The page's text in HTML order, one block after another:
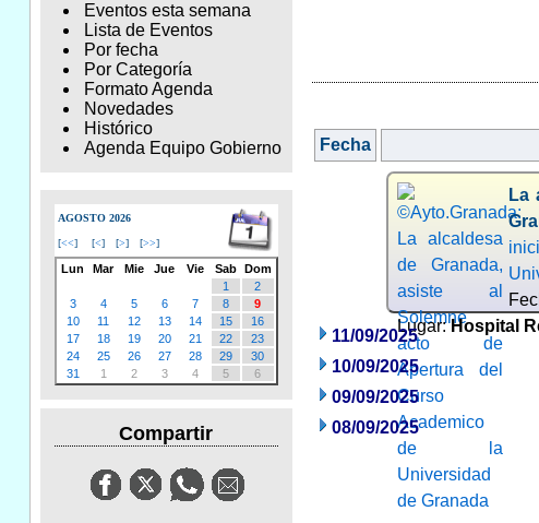
Eventos esta semana
Lista de Eventos
Por fecha
Por Categoría
Formato Agenda
Novedades
Histórico
Agenda Equipo Gobierno
AGOSTO 2026
[<<] [<] [>] [>>]
Lun Mar Mie Jue Vie Sab
Dom
1
2
3
4 5 6 7 8
9
10
11 12 13 14 15
16
17
18 19 20 21 22
23
24
25 26 27 28 29
30
31
1 2 3 4 5 6
Compartir
Fecha
La
Lugar:Hospital
11/09/2025
10/09/2025
09/09/2025
08/09/2025